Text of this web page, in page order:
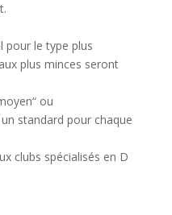
pour le type plus
plus minces seront
ou
standard pour chaque
clubs spécialisés en D